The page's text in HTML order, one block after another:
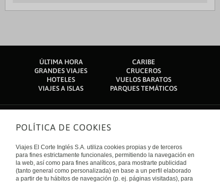
ÚLTIMA HORA
CARIBE
GRANDES VIAJES
CRUCEROS
HOTELES
VUELOS BARATOS
VIAJES A ISLAS
PARQUES TEMÁTICOS
Sobre nosotros
Quiénes somos
Financiación
Sostenibilidad
Turismo accesible
Tarjeta El Corte Inglés
Enlaces de interés
Guías de viaje
Catálogos
POLÍTICA DE COOKIES
Viajes El Corte Inglés S.A. utiliza cookies propias y de terceros
para fines estrictamente funcionales, permitiendo la navegación en
la web, así como para fines analíticos, para mostrarte publicidad
(tanto general como personalizada) en base a un perfil elaborado
a partir de tu hábitos de navegación (p. ej. páginas visitadas), para